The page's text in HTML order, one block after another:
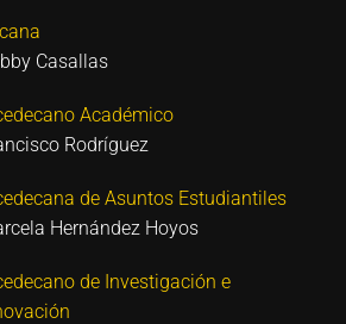
Casallas
Académico
Rodríguez
de Asuntos Estudiantiles
Hernández Hoyos
de Investigación e